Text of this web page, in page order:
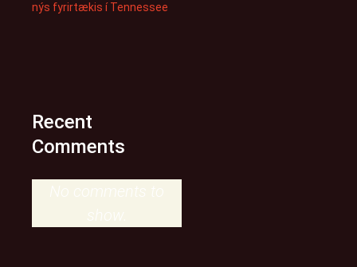
nýs fyrirtækis í Tennessee
Recent
Comments
No comments to
show.